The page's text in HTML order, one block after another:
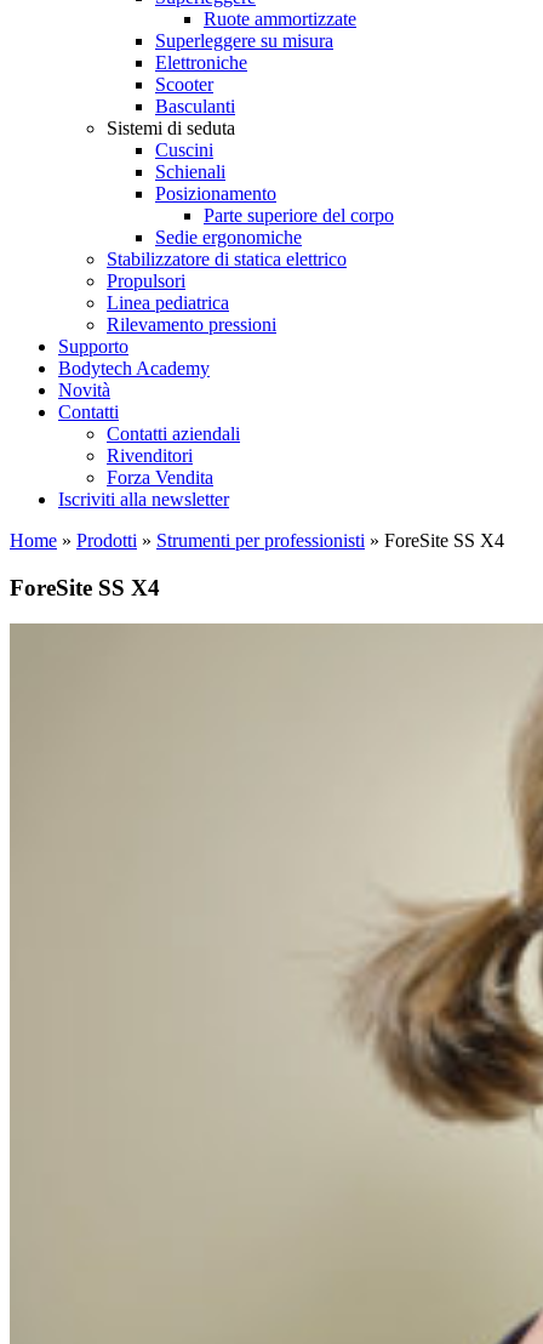
Ruote ammortizzate
Superleggere su misura
Elettroniche
Scooter
Basculanti
Sistemi di seduta
Cuscini
Schienali
Posizionamento
Parte superiore del corpo
Sedie ergonomiche
Stabilizzatore di statica elettrico
Propulsori
Linea pediatrica
Rilevamento pressioni
Supporto
Bodytech Academy
Novità
Contatti
Contatti aziendali
Rivenditori
Forza Vendita
Iscriviti alla newsletter
Home » Prodotti » Strumenti per professionisti » ForeSite SS X4
ForeSite SS X4